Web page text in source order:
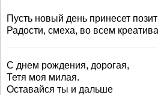
Пусть новый день принесет
Радости, смеха, во всем
С днем рождения, дорогая,
Тетя моя милая.
Оставайся ты и дальше